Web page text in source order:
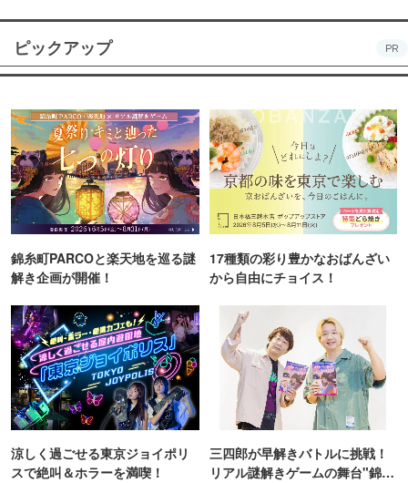
ピックアップ PR
錦糸町PARCOと楽天地を巡る謎
解き企画が開催！
17種類の彩り豊かなおばんざい
から自由にチョイス！
涼しく過ごせる東京ジョイポリ
スで絶叫＆ホラーを満喫！
三四郎が早解きバトルに挑戦！
リアル謎解きゲームの舞台"錦糸